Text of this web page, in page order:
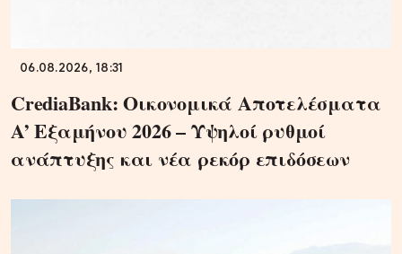
06.08.2026, 18:31
CrediaBank: Οικονομικά Αποτελέσματα
A’ Εξαμήνου 2026 – Υψηλοί ρυθμοί
ανάπτυξης και νέα ρεκόρ επιδόσεων